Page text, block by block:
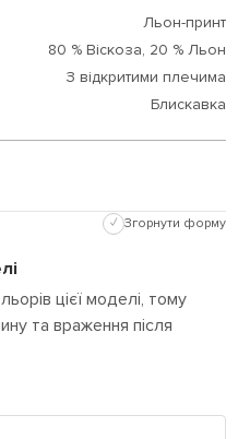
Льон-принт
80 % Віскоза, 20 % Льон
З відкритими плечима
Блискавка
✓ Згорнути форму
цієї моделі, тому
та враження після